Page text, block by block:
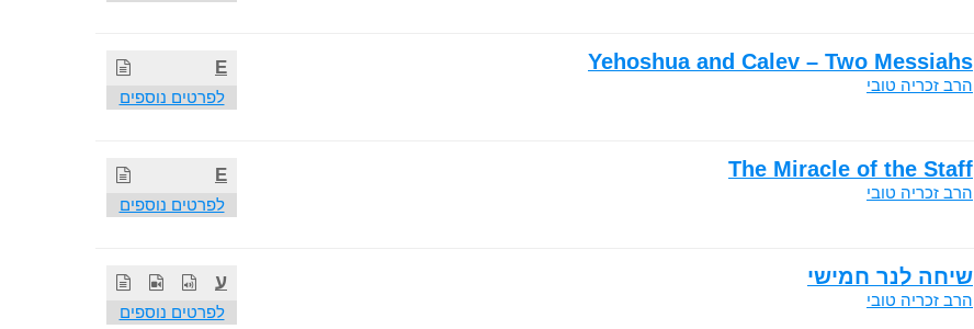
E
לפרטים נוספים
Yehoshua and Calev – Two Messiahs
הרב זכריה טובי
E
לפרטים נוספים
The Miracle of the Staff
הרב זכריה טובי
ע
לפרטים נוספים
שיחה לנר חמישי
הרב זכריה טובי